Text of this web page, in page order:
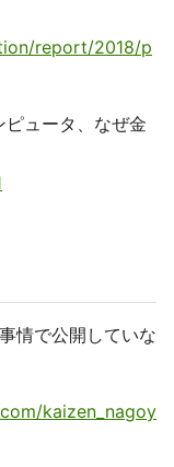
report/2018/p
ピュータ、なぜ金
情で公開していな
kaizen_nagoy